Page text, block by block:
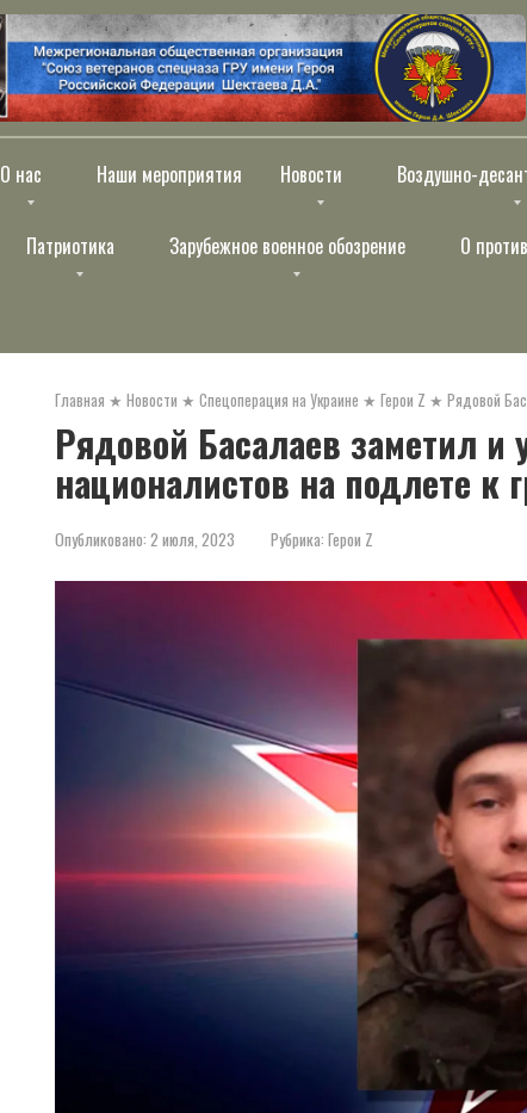
О нас Наши мероприятия Новости Воздушно-
Патриотика Зарубежное военное обозрение О
Главная ★ Новости ★ Спецоперация на Украине ★ Герои Z ★ Рядовой
Рядовой Басалаев заметил
националистов на подлете к
Опубликовано: 2 июля, 2023 Рубрика: Герои Z